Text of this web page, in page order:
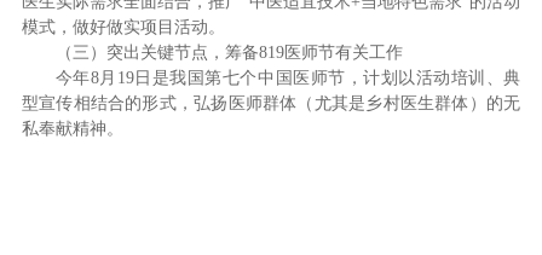
模式，做好做实项目活动。
（三）突出关键节点，筹备819医师节有关工作
今年8月19日是我国第七个中国医师节，计划以活动培训、典
型宣传相结合的形式，弘扬医师群体（尤其是乡村医生群体）的无
私奉献精神。